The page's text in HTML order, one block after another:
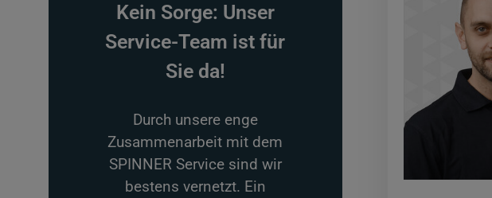
Kein Sorge: Unser
Service-Team ist für
Sie da!
Durch unsere enge
Zusammenarbeit mit dem
SPINNER Service sind wir
bestens vernetzt. Ein